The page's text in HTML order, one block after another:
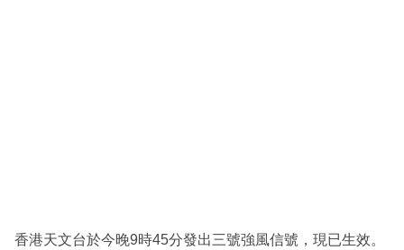
香港天文台於今晚9時45分發出三號強風信號，現已生效。